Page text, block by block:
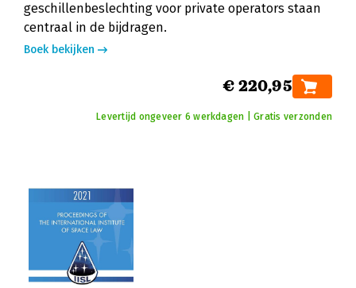
geschillenbeslechting voor private operators staan
centraal in de bijdragen.
Boek bekijken
€ 220,95
Levertijd ongeveer 6 werkdagen | Gratis verzonden